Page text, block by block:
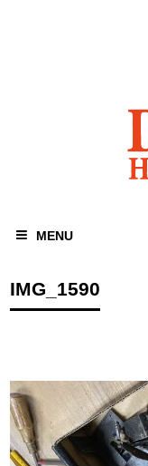
MENU
IMG_1590